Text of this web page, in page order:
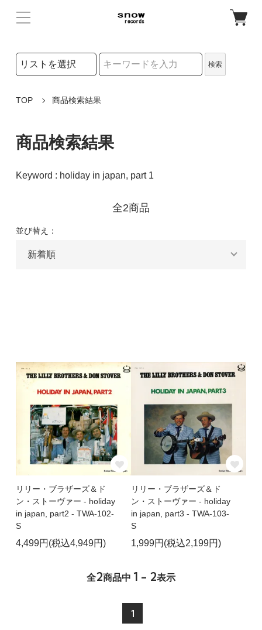
検索リストの選択
検索
TOP 商品検索結果
商品検索結果
Keyword : holiday in japan, part 1
全2商品
並び替え：
リリー・ブラザーズ＆ド
ン・ストーヴァー - holiday
in japan, part2 - TWA-102-
S
4,499円(税込4,949円)
リリー・ブラザーズ＆ド
ン・ストーヴァー - holiday
in japan, part3 - TWA-103-
S
1,999円(税込2,199円)
全2商品中 1 - 2表示
1